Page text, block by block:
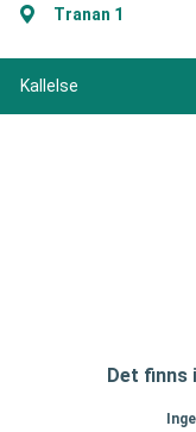
Tranan 1
Kallelse
Det finns